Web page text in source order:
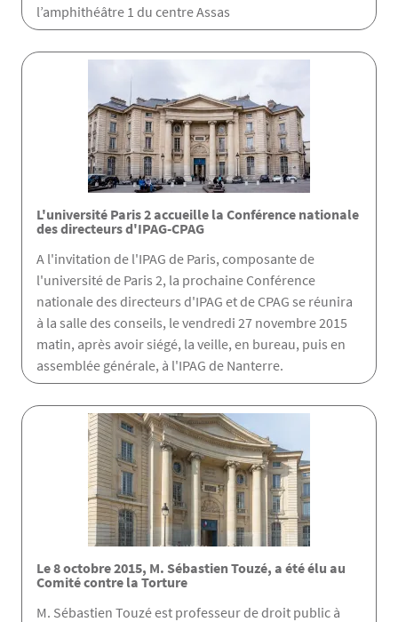
l’amphithéâtre 1 du centre Assas
L'université Paris 2 accueille la Conférence nationale
des directeurs d'IPAG-CPAG
A l'invitation de l'IPAG de Paris, composante de
l'université de Paris 2, la prochaine Conférence
nationale des directeurs d'IPAG et de CPAG se réunira
à la salle des conseils, le vendredi 27 novembre 2015
matin, après avoir siégé, la veille, en bureau, puis en
assemblée générale, à l'IPAG de Nanterre.
Le 8 octobre 2015, M. Sébastien Touzé, a été élu au
Comité contre la Torture
M. Sébastien Touzé est professeur de droit public à